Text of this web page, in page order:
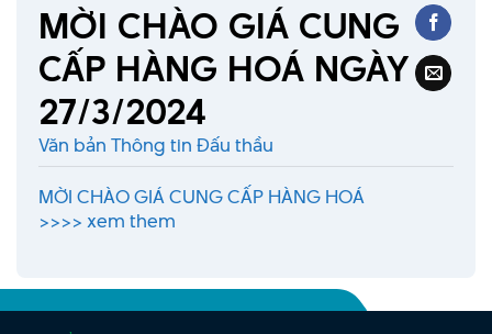
MỜI CHÀO GIÁ CUNG
CẤP HÀNG HOÁ NGÀY
27/3/2024
Văn bản Thông tin Đấu thầu
MỜI CHÀO GIÁ CUNG CẤP HÀNG HOÁ
>>>> xem them